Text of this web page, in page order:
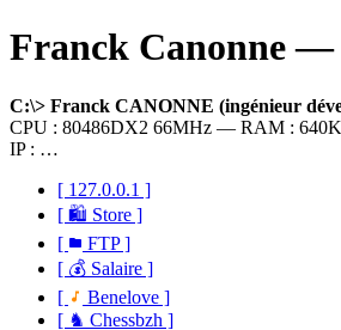
Franck Canonne —
C:\> Franck CANONNE (ingénieur
CPU : 80486DX2 66MHz — RAM :
IP : …
[ 127.0.0.1 ]
[ 🛍 Store ]
[
FTP ]
[ 💰 Salaire ]
[
Benelove ]
[ ♞ Chessbzh ]